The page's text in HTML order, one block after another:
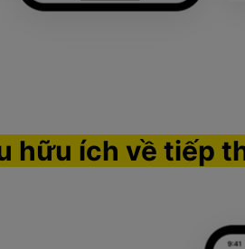
hữu ích về tiếp